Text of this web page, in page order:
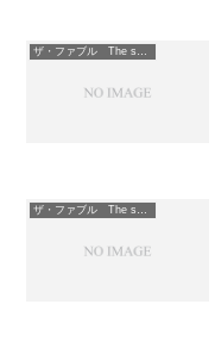
ザ・ファブル The second contact